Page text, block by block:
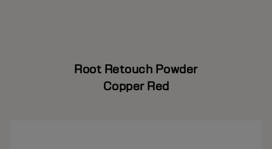
Root Retouch Powder
Copper Red